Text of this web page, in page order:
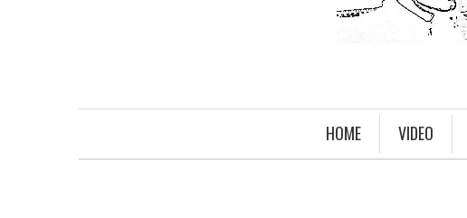
HOME VIDEO